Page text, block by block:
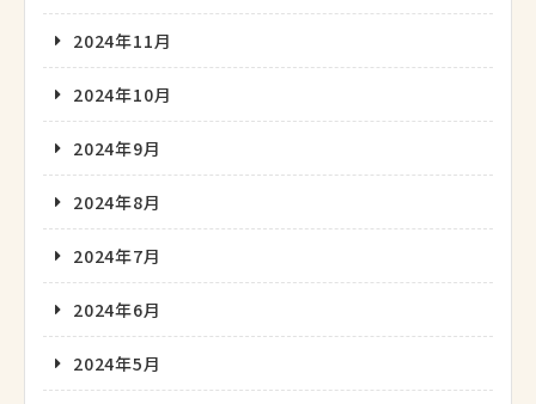
2024年11月
2024年10月
2024年9月
2024年8月
2024年7月
2024年6月
2024年5月